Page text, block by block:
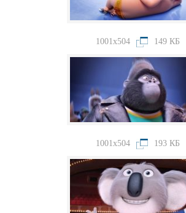
1001x504 149 КБ
1001x504 193 КБ